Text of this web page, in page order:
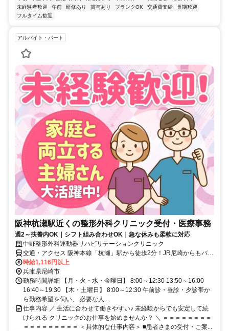
未経験者歓迎
午前 研修あり 賞与あり ブランクOK 交通費支給
長期歓迎
フルタイム歓迎
アルバイト・パート
阪神杭瀬駅近くの整形外科クリニック受付・医療事務
週2～扶養内OK｜シフト組み合わせOK｜急な休みも柔軟に対応
中野整形外科運動器リハビリテーションクリニック
交通・アクセス 阪神本線「杭瀬」駅から徒歩2分！JR尼崎からもバス
1本で通勤可能
時給1,116円以上
兵庫県尼崎市
勤務時間詳細 【月・火・水・金曜日】 8:00～12:30 13:50～16:00
16:40～19:30 【木・土曜日】 8:00～12:30 午前診・昼診・夕診帯か
ら勤務希望を伺い、 必要な人...
仕事内容 ／ 生活に合わせて働きやすい♪ 未経験からでも安定して続
けられる クリニックのお仕事を始めませんか？ ＼ ＝＝＝＝＝＝＝＝
＝＝＝＝＝＝＝＝＝ ＜具体的な仕事内容＞ ■患者さまの受付・ご案...